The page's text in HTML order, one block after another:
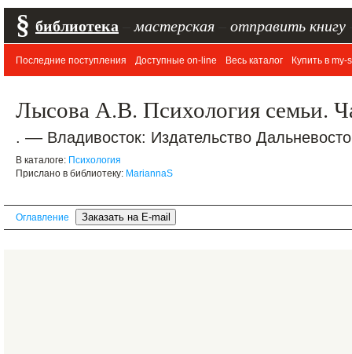
§ библиотека мастерская отправить книгу
Последние поступления Доступные on-line Весь каталог Купить в my-
Лысова А.В. Психология семьи.
. –– Владивосток: Издательство
В каталоге: Психология
Прислано в библиотеку: MariannaS
Оглавление